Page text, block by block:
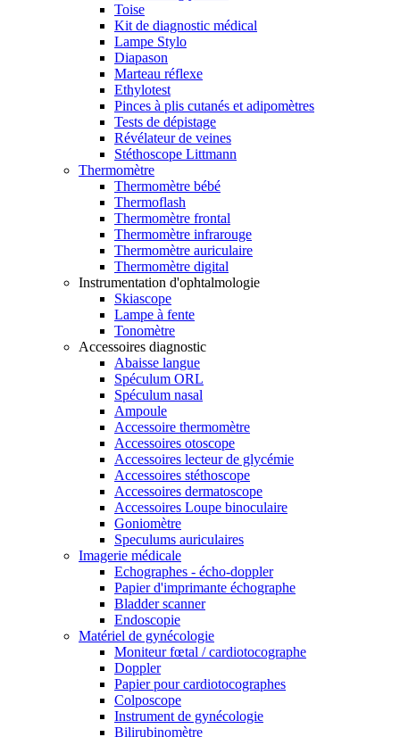
Toise
Kit de diagnostic médical
Lampe Stylo
Diapason
Marteau réflexe
Ethylotest
Pinces à plis cutanés et adipomètres
Tests de dépistage
Révélateur de veines
Stéthoscope Littmann
Thermomètre
Thermomètre bébé
Thermoflash
Thermomètre frontal
Thermomètre infrarouge
Thermomètre auriculaire
Thermomètre digital
Instrumentation d'ophtalmologie
Skiascope
Lampe à fente
Tonomètre
Accessoires diagnostic
Abaisse langue
Spéculum ORL
Spéculum nasal
Ampoule
Accessoire thermomètre
Accessoires otoscope
Accessoires lecteur de glycémie
Accessoires stéthoscope
Accessoires dermatoscope
Accessoires Loupe binoculaire
Goniomètre
Speculums auriculaires
Imagerie médicale
Echographes - écho-doppler
Papier d'imprimante échographe
Bladder scanner
Endoscopie
Matériel de gynécologie
Moniteur fœtal / cardiotocographe
Doppler
Papier pour cardiotocographes
Colposcope
Instrument de gynécologie
Bilirubinomètre